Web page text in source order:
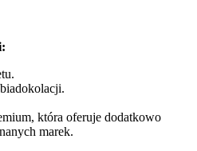
która oferuje dodatkowo
marek.